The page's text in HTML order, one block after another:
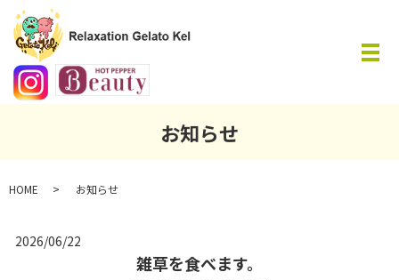
メ
お知らせ
HOME お知らせ
2026/06/22
雑草を食べます。